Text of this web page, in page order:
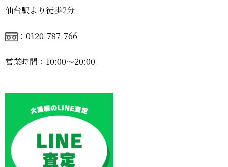
仙台駅より徒歩2分
：0120-787-766
営業時間：10:00〜20:00